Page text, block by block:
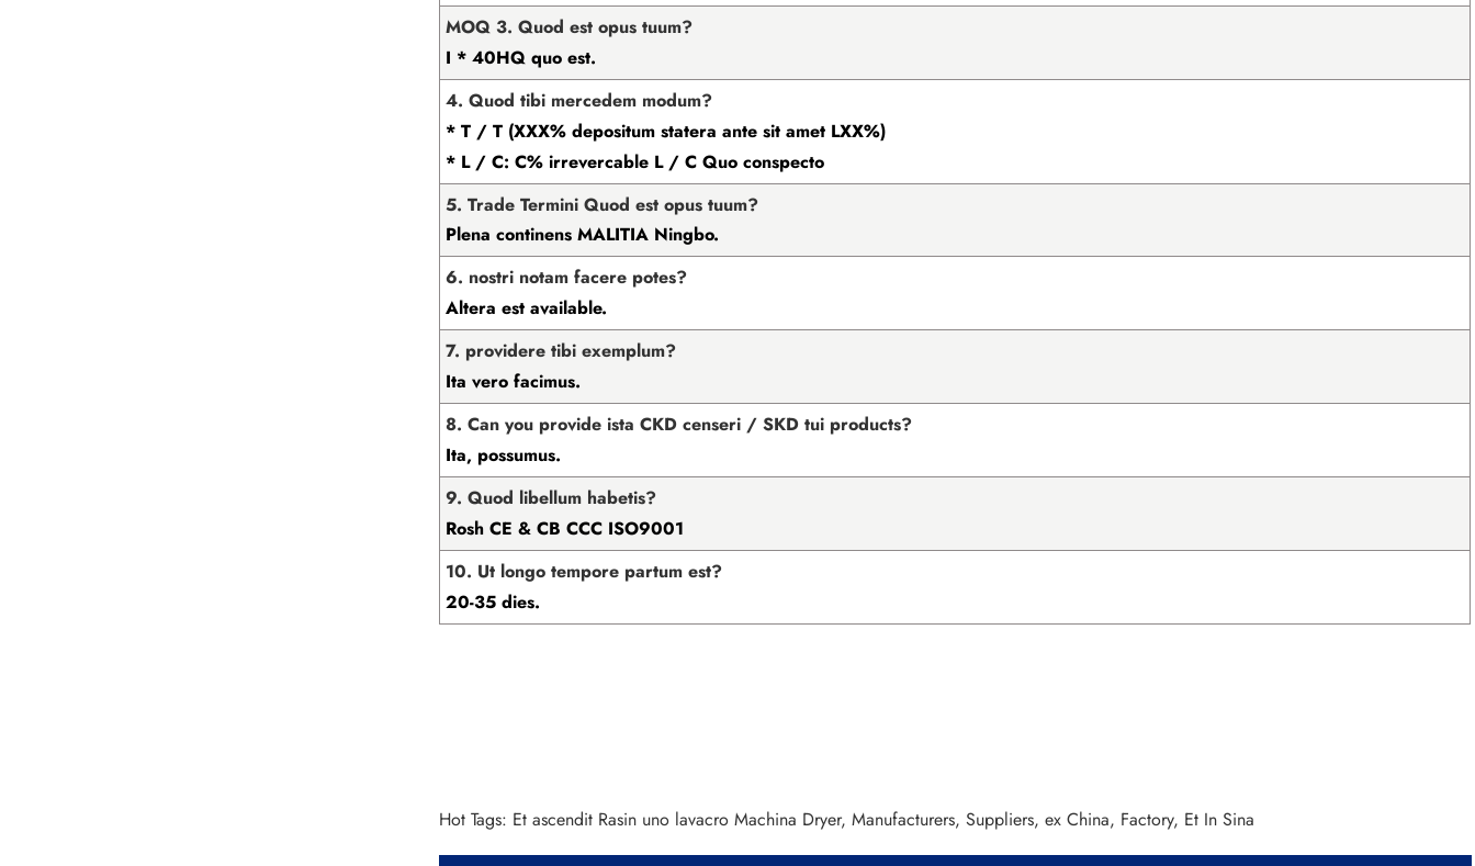
MOQ 3. Quod est opus tuum?
I * 40HQ quo est.
4. Quod tibi mercedem modum?
* T / T (XXX% depositum statera ante sit amet LXX%)
* L / C: C% irrevercable L / C Quo conspecto
5. Trade Termini Quod est opus tuum?
Plena continens MALITIA Ningbo.
6. nostri notam facere potes?
Altera est available.
7. providere tibi exemplum?
Ita vero facimus.
8. Can you provide ista CKD censeri / SKD tui products?
Ita, possumus.
9. Quod libellum habetis?
Rosh CE & CB CCC ISO9001
10. Ut longo tempore partum est?
20-35 dies.
Hot Tags: Et ascendit Rasin uno lavacro Machina Dryer, Manufacturers, Suppliers, ex China, Factory, Et In Sina